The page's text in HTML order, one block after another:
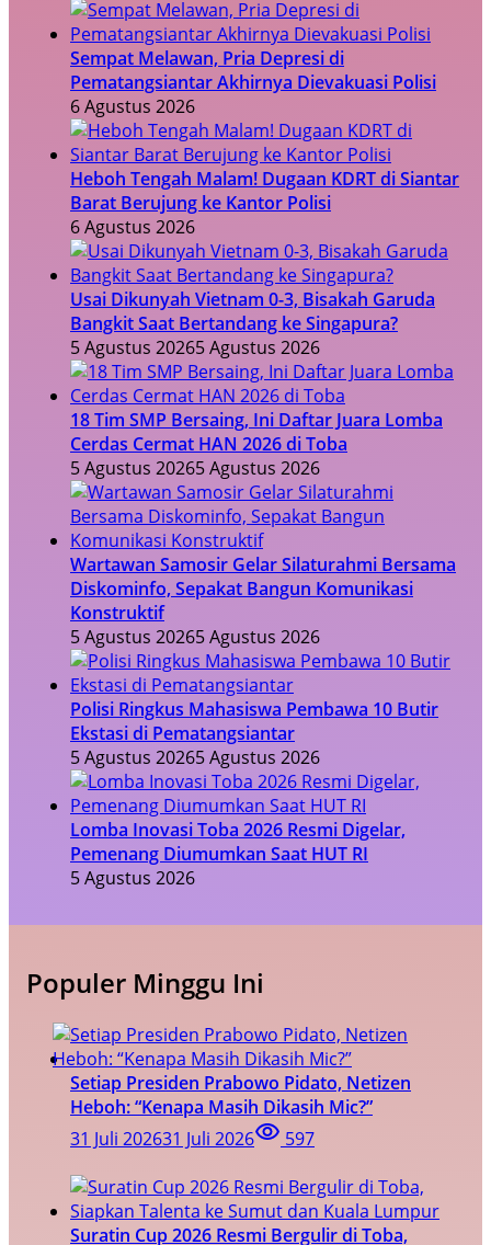
Sempat Melawan, Pria Depresi di
Pematangsiantar Akhirnya Dievakuasi Polisi
6 Agustus 2026
Heboh Tengah Malam! Dugaan KDRT di Siantar
Barat Berujung ke Kantor Polisi
6 Agustus 2026
Usai Dikunyah Vietnam 0-3, Bisakah Garuda
Bangkit Saat Bertandang ke Singapura?
5 Agustus 20265 Agustus 2026
18 Tim SMP Bersaing, Ini Daftar Juara Lomba
Cerdas Cermat HAN 2026 di Toba
5 Agustus 20265 Agustus 2026
Wartawan Samosir Gelar Silaturahmi Bersama
Diskominfo, Sepakat Bangun Komunikasi
Konstruktif
5 Agustus 20265 Agustus 2026
Polisi Ringkus Mahasiswa Pembawa 10 Butir
Ekstasi di Pematangsiantar
5 Agustus 20265 Agustus 2026
Lomba Inovasi Toba 2026 Resmi Digelar,
Pemenang Diumumkan Saat HUT RI
5 Agustus 2026
Populer Minggu Ini
Setiap Presiden Prabowo Pidato, Netizen
Heboh: “Kenapa Masih Dikasih Mic?”
31 Juli 202631 Juli 2026 597
Suratin Cup 2026 Resmi Bergulir di Toba,